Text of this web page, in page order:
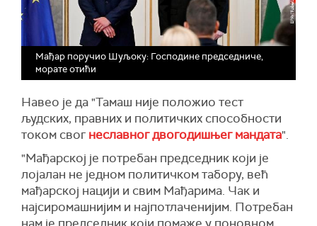
Мађар поручио Шуљоку: Господине председниче,
морате отићи
Навео је да "Тамаш није положио тест
људских, правних и политичких способности
током свог неславног двогодишњег мандата".
"Мађарској је потребан председник који је
лојалан не једном политичком табору, већ
мађарској нацији и свим Мађарима. Чак и
најсиромашнијим и најпотлаченијим. Потребан